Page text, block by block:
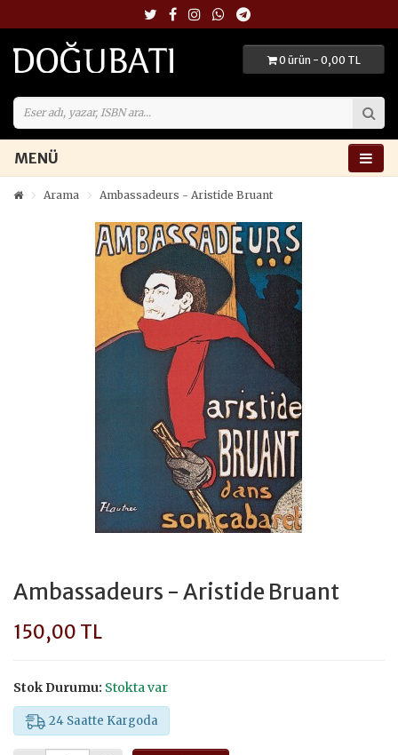
0 ürün - 0,00 TL
MENÜ
Arama Ambassadeurs - Aristide Bruant
Ambassadeurs - Aristide Bruant
150,00 TL
Stok Durumu: Stokta var
24 Saatte Kargoda